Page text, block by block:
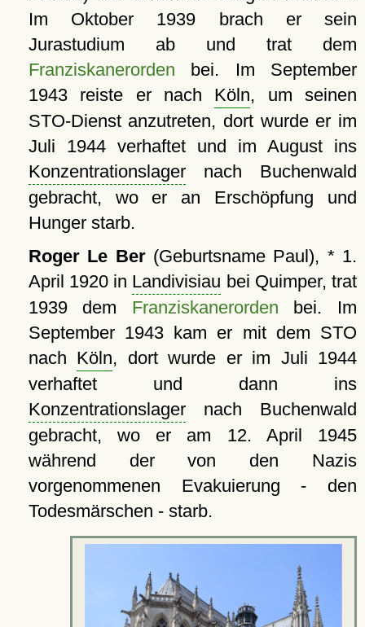
Im Oktober 1939 brach er sein
Jurastudium ab und trat dem
Franziskanerorden bei. Im September
1943 reiste er nach Köln, um seinen
STO-Dienst anzutreten, dort wurde er im
Juli 1944 verhaftet und im August ins
Konzentrationslagernach Buchenwald
gebracht, wo er an Erschöpfung und
Hunger starb.
Roger Le Ber(Geburtsname Paul), * 1.
April 1920 in Landivisiau bei Quimper, trat
1939 dem Franziskanerorden bei. Im
September 1943 kam er mit dem STO
nach Köln, dort wurde er im Juli 1944
verhaftet und dann ins
Konzentrationslagernach Buchenwald
gebracht, wo er am 12. April 1945
während der von den Nazis
vorgenommenen Evakuierung - den
Todesmärschen - starb.